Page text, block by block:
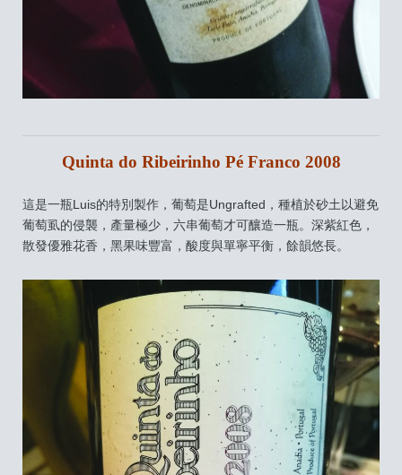
Quinta do Ribeirinho Pé Franco 2008
這是一瓶Luis的特別製作，葡萄是Ungrafted，種植於砂土以避免
葡萄虱的侵襲，產量極少，六串葡萄才可釀造一瓶。深紫紅色，
散發優雅花香，黑果味豐富，酸度與單寧平衡，餘韻悠長。